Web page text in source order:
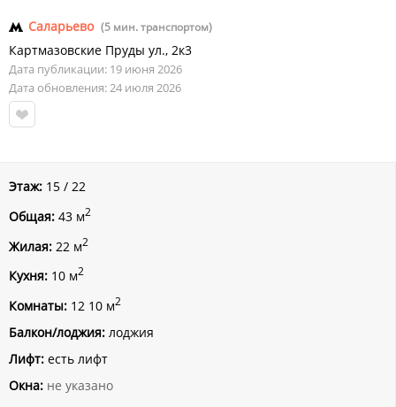
Саларьево (5 мин. транспортом)
Картмазовские Пруды ул., 2к3
Дата публикации: 19 июня 2026
Дата обновления: 24 июля 2026
Этаж: 15 / 22
Общая: 43 м2
Жилая: 22 м2
Кухня: 10 м2
Комнаты: 12 10 м2
Балкон/лоджия: лоджия
Лифт: есть лифт
Окна: не указано